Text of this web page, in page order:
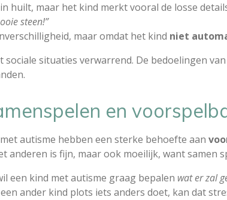
huilt, maar het kind merkt vooral de losse
steen!”
maar omdat het kind niet
sociale situaties verwarrend. De bedoelingen
en
autisme hebben een sterke behoefte aan
anderen is fijn, maar ook moeilijk, want
een kind met autisme graag bepalen wat er zal
ander kind plots iets anders doet, kan dat